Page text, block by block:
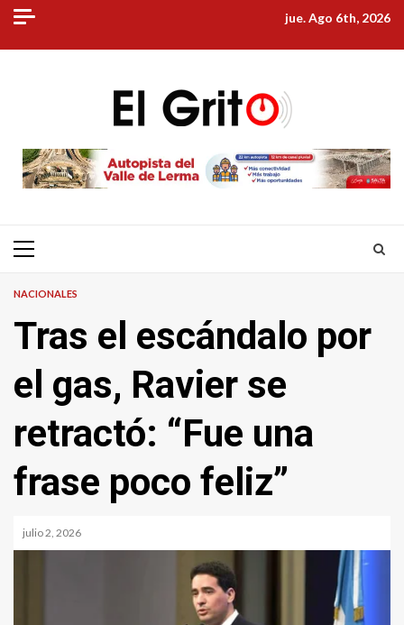
Skip
content
jue. Ago 6th, 2026
Primary
NACIONALES
Tras el escándalo por
el gas, Ravier se
retractó: “Fue una
frase poco feliz”
julio 2, 2026